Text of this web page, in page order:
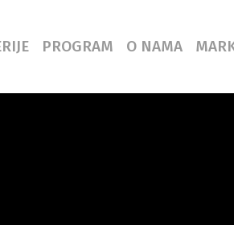
PROGRAM O NAMA